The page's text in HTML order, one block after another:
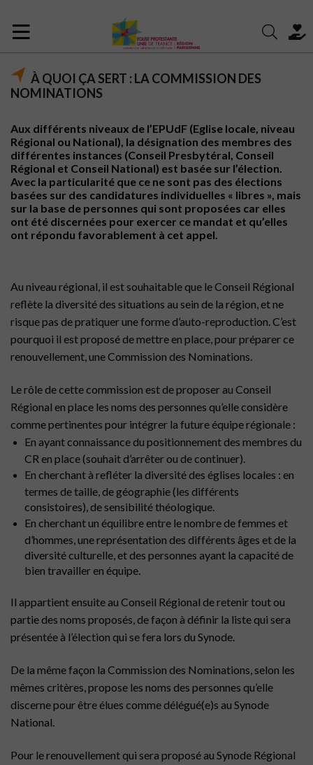
À QUOI ÇA SERT : LA COMMISSION DES
NOMINATIONS
Aux différents niveaux de l’EPUdF (Eglise locale, niveau
Régional ou National), la désignation des membres des
différentes instances (Conseil Presbytéral, Conseil
Régional et Conseil National) est basée sur l’élection.
Avec la particularité que ce ne sont pas des élections
basées sur des candidatures individuelles « libres », mais
sur la base de personnes qui sont proposées car elles
ont été discernées pour exercer ce mandat et qu’elles
ont répondu favorablement à cet appel.
Au niveau régional, il est souhaitable que le Conseil Régional
reflète la diversité des situations au sein de la région, et ne
risque pas de pratiquer une forme d’auto-reproduction. C’est
pourquoi il est proposé de mettre en place, pour préparer ce
renouvellement, une Commission des Nominations.
Le rôle de cette commission est de proposer au Conseil
Régional en place les noms des personnes qu’elle considère
comme pertinentes pour intégrer la future équipe régionale :
En ayant connaissance du positionnement des membres du
CR en place (souhait d’arrêter ou de continuer).
En cherchant à refléter la diversité des églises locales : en
termes de taille, de géographie (les différents
consistoires), de sensibilité théologique.
En cherchant un équilibre entre le nombre de femmes et
d’hommes, une représentation des différents âges et de la
diversité culturelle, et des personnes ayant la capacité de
bien travailler en équipe.
Il appartient ensuite au Conseil Régional de retenir tout ou
partie des noms proposés, de façon à définir la liste qui sera
présentée à l’élection qui se fera lors du Synode.
De la même façon la Commission des Nominations, selon les
mêmes critères, propose les noms des personnes qu’elle
discerne pour être élues comme délégué(e)s au Synode
National.
Pour le renouvellement qui sera proposé au Synode Régional